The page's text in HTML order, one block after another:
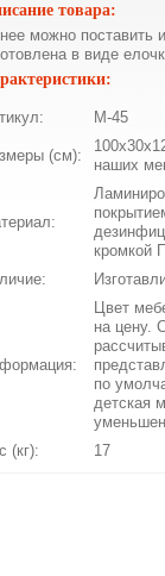
товара:
можно поставить
в виде
М-45
(см):
наших
кромкой
Цвет
на цену.
по
детская
(кг):
17